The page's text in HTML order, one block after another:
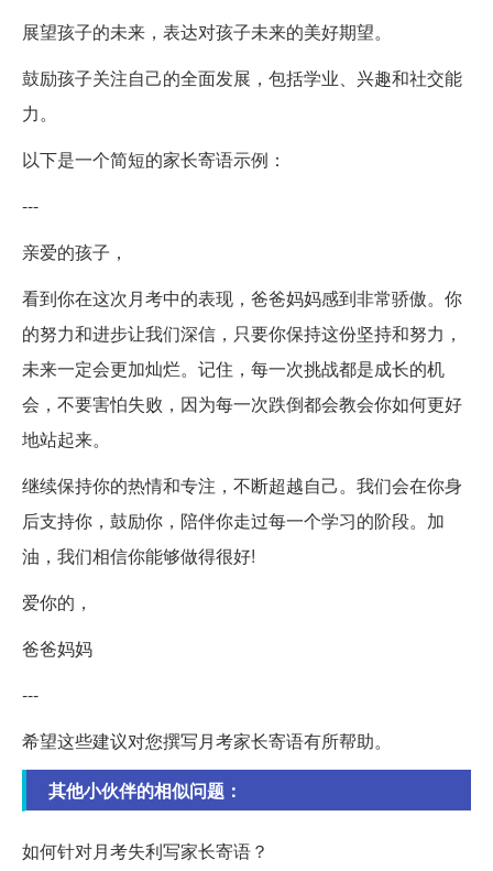
展望孩子的未来，表达对孩子未来的美好期望。
鼓励孩子关注自己的全面发展，包括学业、兴趣和社交能
力。
以下是一个简短的家长寄语示例：
---
亲爱的孩子，
看到你在这次月考中的表现，爸爸妈妈感到非常骄傲。你
的努力和进步让我们深信，只要你保持这份坚持和努力，
未来一定会更加灿烂。记住，每一次挑战都是成长的机
会，不要害怕失败，因为每一次跌倒都会教会你如何更好
地站起来。
继续保持你的热情和专注，不断超越自己。我们会在你身
后支持你，鼓励你，陪伴你走过每一个学习的阶段。加
油，我们相信你能够做得很好!
爱你的，
爸爸妈妈
---
希望这些建议对您撰写月考家长寄语有所帮助。
其他小伙伴的相似问题：
如何针对月考失利写家长寄语？